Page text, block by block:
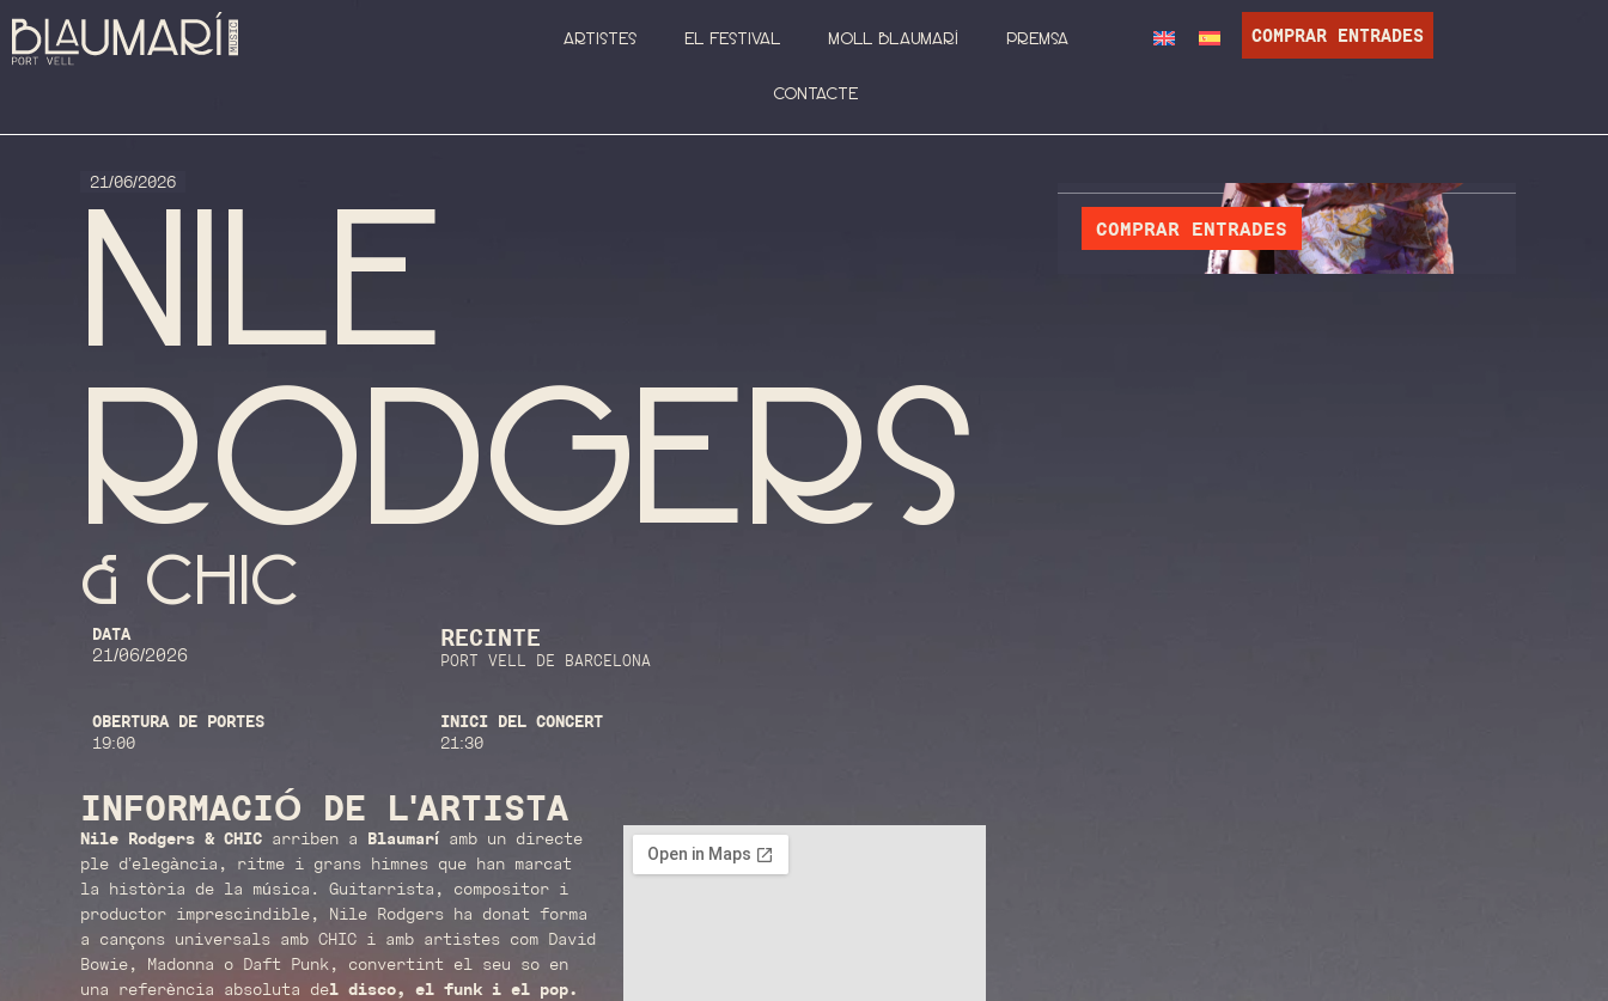
Artistes El festival Moll Blaumarí Premsa
Contacte
COMPRAR ENTRADES
21/06/2026
Nile
Rodgers
& CHIC
DATA
21/06/2026
RECINTE
PORT VELL DE BARCELONA
OBERTURA DE PORTES
19:00
INICI DEL CONCERT
21:30
INFORMACIÓ DE L'ARTISTA
Nile Rodgers & CHIC arriben a Blaumarí amb un directe
ple d’elegància, ritme i grans himnes que han marcat
la història de la música. Guitarrista, compositor i
productor imprescindible, Nile Rodgers ha donat forma
a cançons universals amb CHIC i amb artistes com David
Bowie, Madonna o Daft Punk, convertint el seu so en
una referència absoluta del disco, el funk i el pop.
COMPRAR ENTRADES